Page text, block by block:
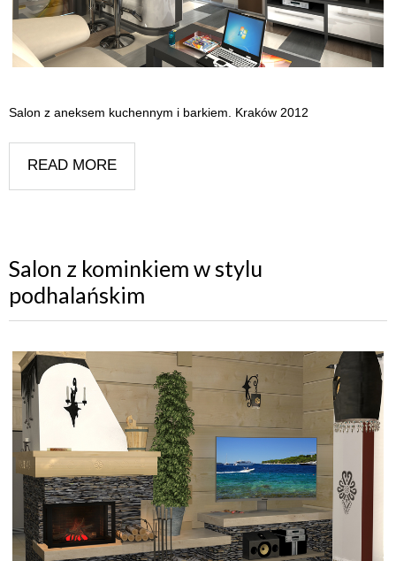
Salon z aneksem kuchennym i barkiem. Kraków 2012
READ MORE
Salon z kominkiem w stylu
podhalańskim